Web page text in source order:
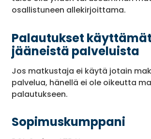
osallistuneen allekirjoittama.
Palautukset
jääneistä palveluista
Jos matkustaja ei käytä jotain
palvelua, hänellä ei ole oikeutta
palautukseen.
Sopimuskumppani